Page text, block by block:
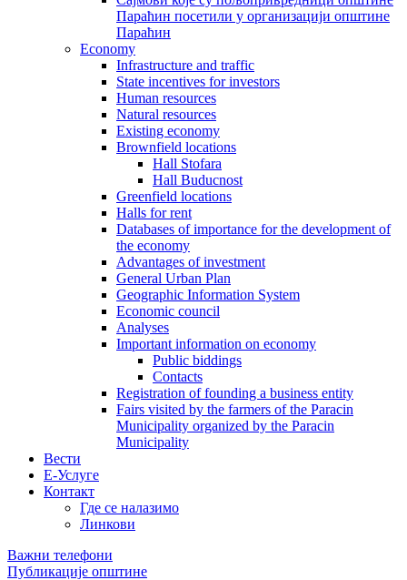
Параћин посетили у организацији општине
Параћин
Economy
Infrastructure and traffic
State incentives for investors
Human resources
Natural resources
Existing economy
Brownfield locations
Hall Stofara
Hall Buducnost
Greenfield locations
Halls for rent
Databases of importance for the development of
the economy
Advantages of investment
General Urban Plan
Geographic Information System
Еconomic council
Analyses
Important information on economy
Public biddings
Contacts
Registration of founding a business entity
Fairs visited by the farmers of the Paracin
Municipality organized by the Paracin
Municipality
Вести
E-Услуге
Контакт
Где се налазимо
Линкови
Важни телефони
Публикације општине